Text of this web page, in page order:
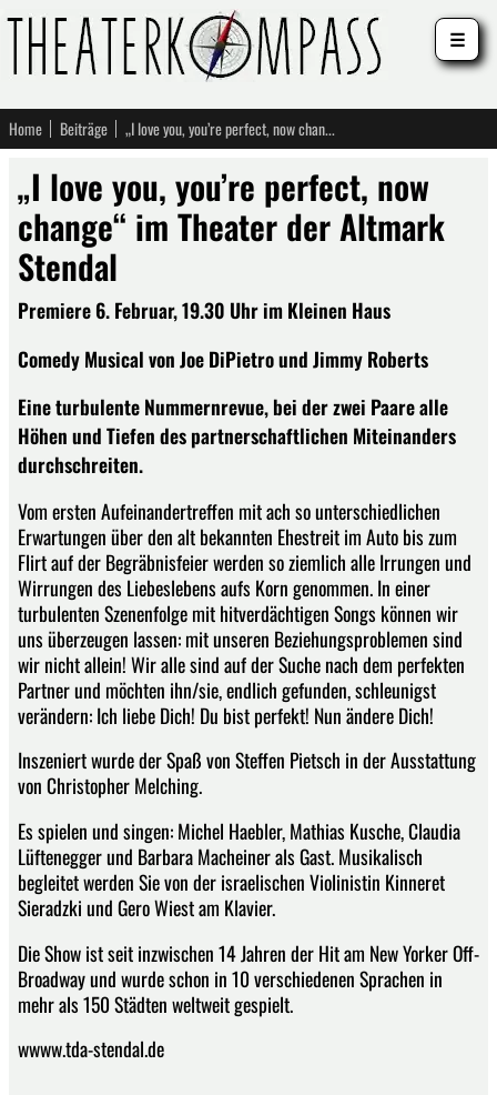
Home Beiträge „I love you, you’re perfect, now change“ im Theater der Altmark Stendal
„I love you, you’re perfect, now
change“ im Theater der Altmark
Stendal
Premiere 6. Februar, 19.30 Uhr im Kleinen Haus
Comedy Musical von Joe DiPietro und Jimmy Roberts
Eine turbulente Nummernrevue, bei der zwei Paare alle
Höhen und Tiefen des partnerschaftlichen Miteinanders
durchschreiten.
Vom ersten Aufeinandertreffen mit ach so unterschiedlichen
Erwartungen über den alt bekannten Ehestreit im Auto bis zum
Flirt auf der Begräbnisfeier werden so ziemlich alle Irrungen und
Wirrungen des Liebeslebens aufs Korn genommen. In einer
turbulenten Szenenfolge mit hitverdächtigen Songs können wir
uns überzeugen lassen: mit unseren Beziehungsproblemen sind
wir nicht allein! Wir alle sind auf der Suche nach dem perfekten
Partner und möchten ihn/sie, endlich gefunden, schleunigst
verändern: Ich liebe Dich! Du bist perfekt! Nun ändere Dich!
Inszeniert wurde der Spaß von Steffen Pietsch in der Ausstattung
von Christopher Melching.
Es spielen und singen: Michel Haebler, Mathias Kusche, Claudia
Lüftenegger und Barbara Macheiner als Gast. Musikalisch
begleitet werden Sie von der israelischen Violinistin Kinneret
Sieradzki und Gero Wiest am Klavier.
Die Show ist seit inzwischen 14 Jahren der Hit am New Yorker Off-
Broadway und wurde schon in 10 verschiedenen Sprachen in
mehr als 150 Städten weltweit gespielt.
wwww.tda-stendal.de
☰